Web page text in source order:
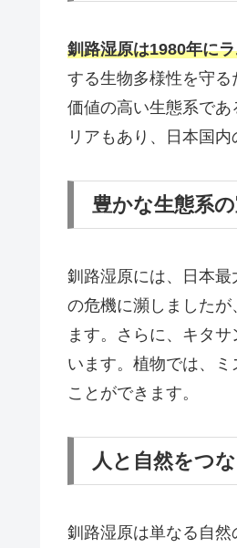
釧路湿原は1980年に
する生物多様性を守
価値の高い生態系で
リアもあり、日本国
豊かな生態系
釧路湿原には、日本
の危機に瀕しました
ます。さらに、キタ
います。植物では、
ことができます。
人と自然をつ
釧路湿原は単なる自